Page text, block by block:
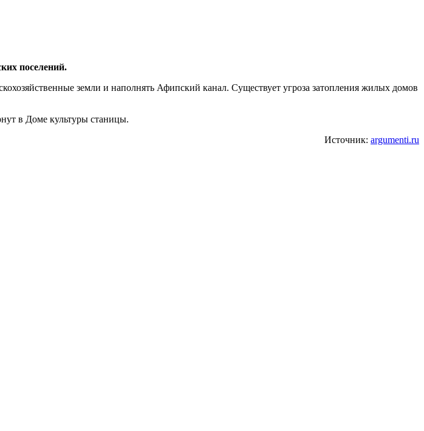
поселений.
земли и наполнять Афипский канал. Существует угроза затопления жилых домов
в Доме культуры станицы.
Источник: argumenti.ru